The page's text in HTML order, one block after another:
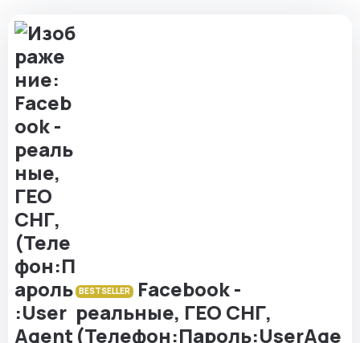
BESTSELLER
Facebook -
реальные, ГЕО СНГ,
(Телефон:Пароль:UserAge